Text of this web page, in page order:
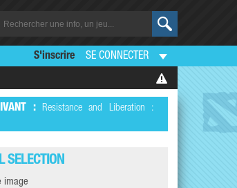
S'inscrire SE CONNECTER
:Resistance and Liberation :
SELECTION
image